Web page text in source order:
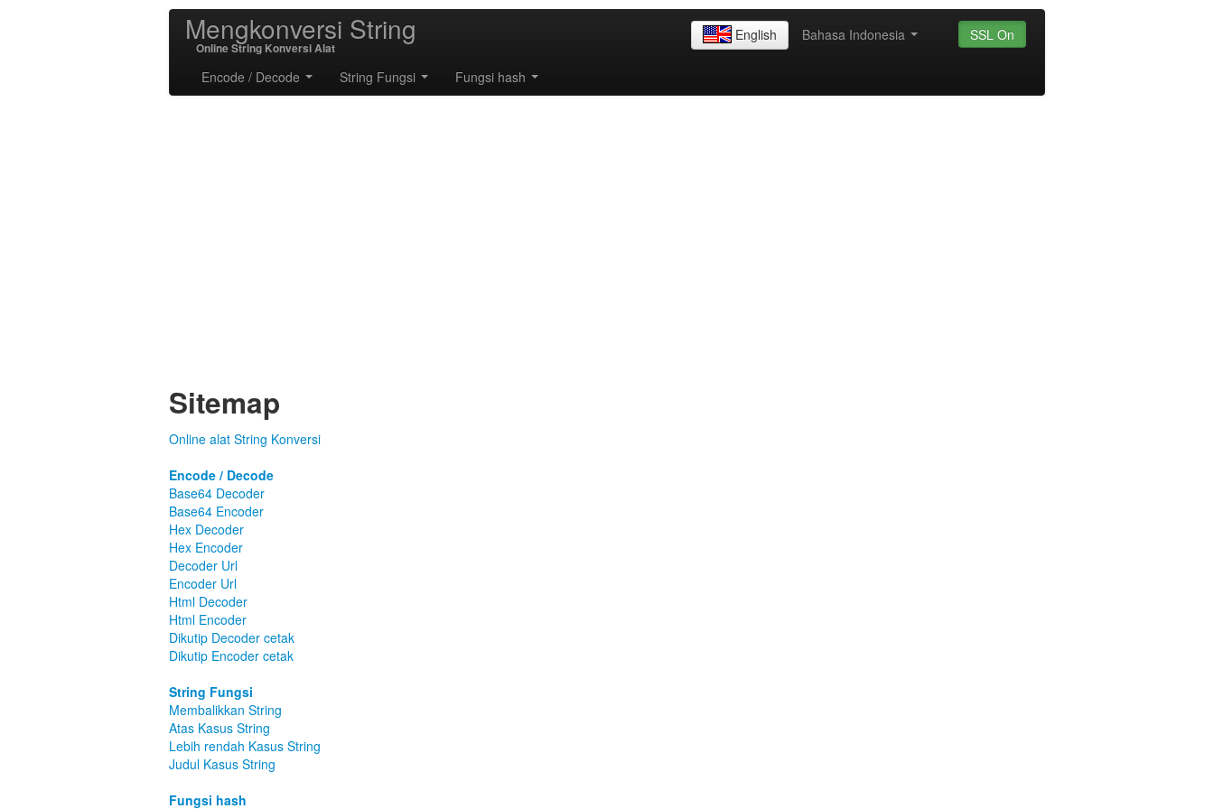
Mengkonversi String
Online String Konversi Alat
English Bahasa Indonesia SSL On
Encode / Decode String Fungsi Fungsi hash
Sitemap
Online alat String Konversi
Encode / Decode
Base64 Decoder
Base64 Encoder
Hex Decoder
Hex Encoder
Decoder Url
Encoder Url
Html Decoder
Html Encoder
Dikutip Decoder cetak
Dikutip Encoder cetak
String Fungsi
Membalikkan String
Atas Kasus String
Lebih rendah Kasus String
Judul Kasus String
Fungsi hash